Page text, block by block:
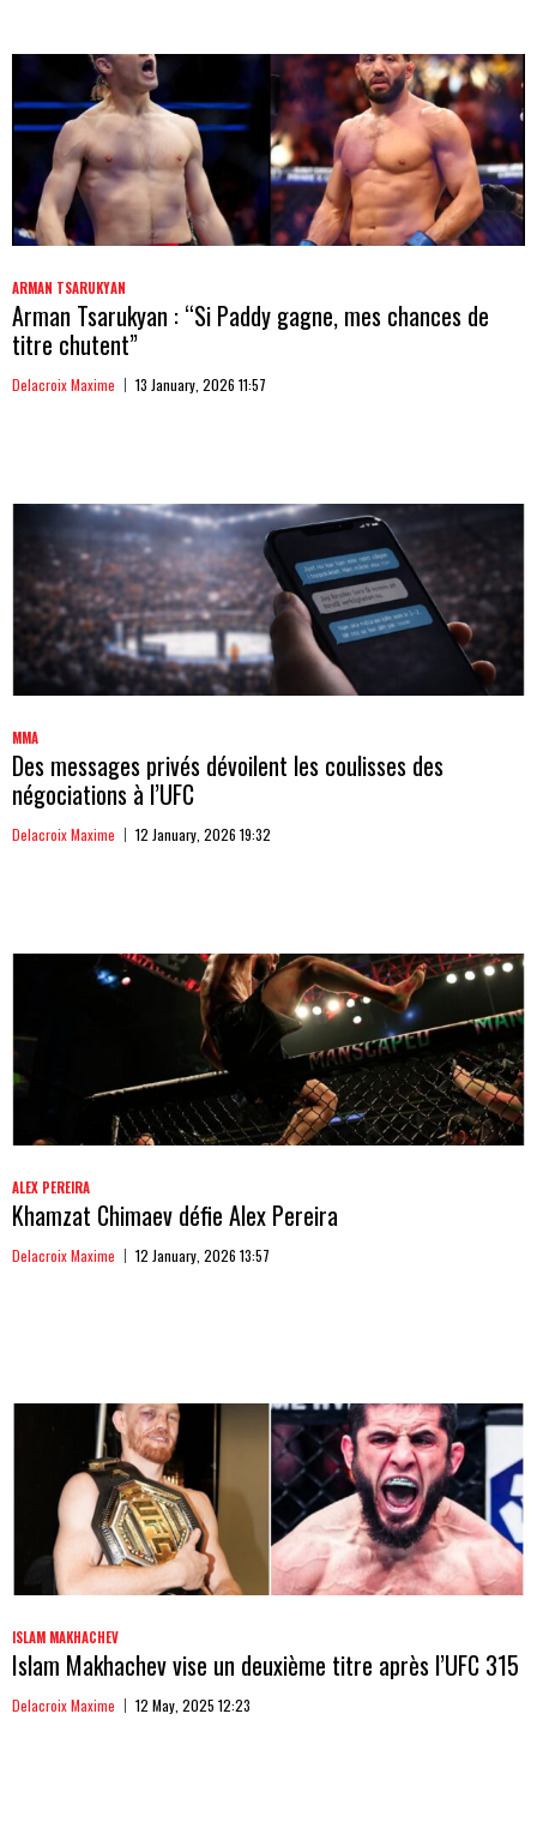
ARMAN TSARUKYAN
Arman Tsarukyan : “Si Paddy gagne, mes chances de
titre chutent”
Delacroix Maxime 13 January, 2026 11:57
MMA
Des messages privés dévoilent les coulisses des
négociations à l’UFC
Delacroix Maxime 12 January, 2026 19:32
ALEX PEREIRA
Khamzat Chimaev défie Alex Pereira
Delacroix Maxime 12 January, 2026 13:57
ISLAM MAKHACHEV
Islam Makhachev vise un deuxième titre après l’UFC 315
Delacroix Maxime 12 May, 2025 12:23